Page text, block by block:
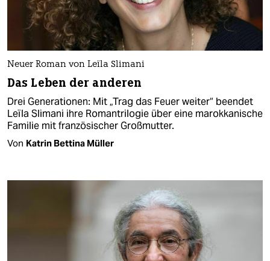
Neuer Roman von Leïla Slimani
Das Leben der anderen
Drei Generationen: Mit „Trag das Feuer weiter“ beendet
Leïla Slimani ihre Romantrilogie über eine marokkanische
Familie mit französischer Großmutter.
Von Katrin Bettina Müller